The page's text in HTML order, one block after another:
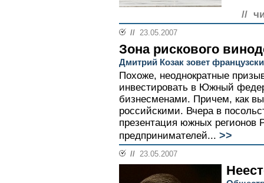
//
// 23.05.2007
Зона рискового
Дмитрий Козак зовет
Похоже, неоднократные
инвестировать в Южный
бизнесменами. Причем, как
российскими. Вчера в
презентация южных регионов
предпринимателей... >>
// 23.05.2007